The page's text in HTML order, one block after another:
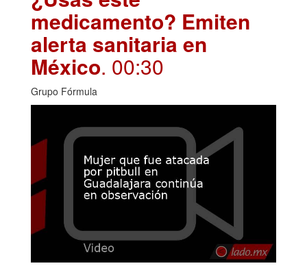
medicamento? Emiten
alerta sanitaria en
México. 00:30
Grupo Fórmula